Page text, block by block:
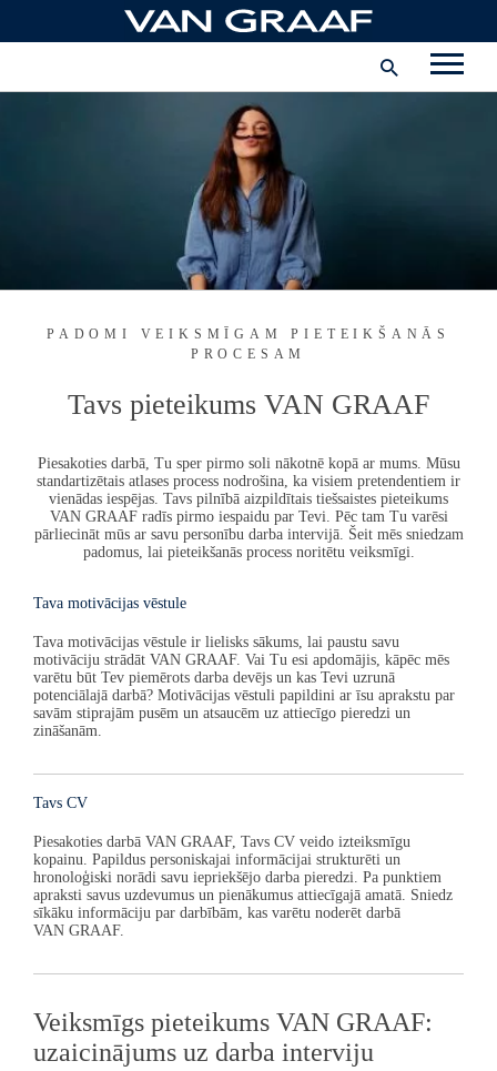
saturu
FACEBOOK
PADOMI VEIKSMĪGAM PIETEIKŠANĀS
PROCESAM
Tavs pieteikums VAN GRAAF
Piesakoties darbā, Tu sper pirmo soli nākotnē kopā ar mums. Mūsu
standartizētais atlases process nodrošina, ka visiem pretendentiem ir
vienādas iespējas. Tavs pilnībā aizpildītais tiešsaistes pieteikums
VAN GRAAFradīs pirmo iespaidu par Tevi. Pēc tam Tu varēsi
pārliecināt mūs ar savu personību darba intervijā. Šeit mēs sniedzam
padomus, lai pieteikšanās process noritētu veiksmīgi.
Tava motivācijas vēstule
Tava motivācijas vēstule ir lielisks sākums, lai paustu savu
motivāciju strādāt VAN GRAAF. Vai Tu esi apdomājis, kāpēc mēs
varētu būt Tev piemērots darba devējs un kas Tevi uzrunā
potenciālajā darbā? Motivācijas vēstuli papildini ar īsu aprakstu par
savām stiprajām pusēm un atsaucēm uz attiecīgo pieredzi un
zināšanām.
Tavs CV
Piesakoties darbā VAN GRAAF, Tavs CV veido izteiksmīgu
kopainu. Papildus personiskajai informācijai strukturēti un
hronoloģiski norādi savu iepriekšējo darba pieredzi. Pa punktiem
apraksti savus uzdevumus un pienākumus attiecīgajā amatā. Sniedz
sīkāku informāciju par darbībām, kas varētu noderēt darbā
VAN GRAAF.
Veiksmīgs pieteikums VAN GRAAF:
uzaicinājums uz darba interviju